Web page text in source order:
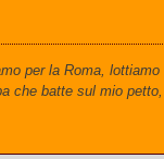
per la Roma, lottiamo
che batte sul mio petto,